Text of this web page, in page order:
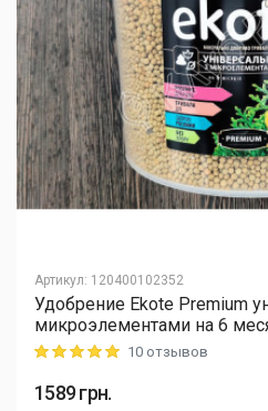
Артикул: 120400102352
Удобрение Ekote Premium
микроэлементами на 6
Rating: 5 out of 510 отзывов
1589грн.